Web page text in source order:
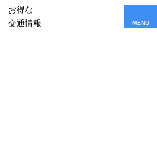
お得な
交通情報
MENU